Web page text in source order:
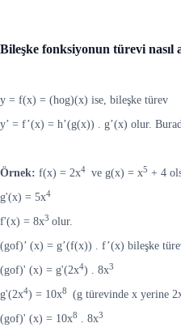
Bileşke fonksiyonun türevi nasıl
y = f(x) = (hog)(x) ise, bileşke türev
y’ = f’(x) = h’(g(x)) . g’(x) olur.
Örnek: f(x) = 2x4 ve g(x) = x5 + 4
g'(x) = 5x4
f'(x) = 8x3 olur.
(gof)’ (x) = g’(f(x)) . f’(x) bileşke
(gof)' (x) = g'(2x4) . 8x3
g'(2x4) = 10x8 (g türevinde x yerine
(gof)' (x) = 10x8 . 8x3